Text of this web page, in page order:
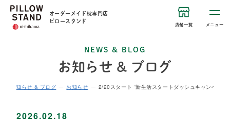
オーダーメイド枕専門店
ピロースタンド
店舗一覧 メニュー
NEWS & BLOG
お知らせ & ブログ
お知らせ & ブログ お知らせ 2/20スタート “新生活スタートダッシュキャンペーン
2026.02.18